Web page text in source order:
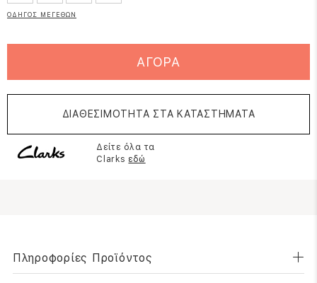
ΟΔΗΓΟΣ ΜΕΓΕΘΩΝ
ΑΓΟΡΑ
ΔΙΑΘΕΣΙΜΟΤΗΤΑ ΣΤΑ ΚΑΤΑΣΤΗΜΑΤΑ
Δείτε όλα τα
Clarks εδώ
Πληροφορίες Προϊόντος